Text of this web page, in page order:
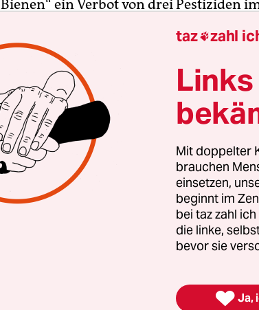
Bienen“ ein Verbot von drei Pestiziden
installierten Gewächshäusern
Entwürfen für
darüber im Mai abstimmen.
Bienen liefern nicht nur Honig, sondern
allermeisten Pflanzen und verhelfen
Imker beklagen massive Verluste von
Pestizide und Krankheiten die
Zudem sind viele Wildbienen-Arten
taz zahl
Mit doppelter
brauchen
einsetzen,
beginnt im
bei taz zahl
die linke,
bevor sie
 Ja,